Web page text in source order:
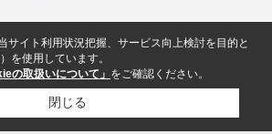
サイト利用状況把握、サービス向上検討を目的と
を使用しています。
の取扱いについて」 をご確認ください。
閉じる